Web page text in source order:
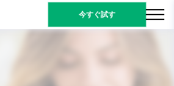
今すぐ試す